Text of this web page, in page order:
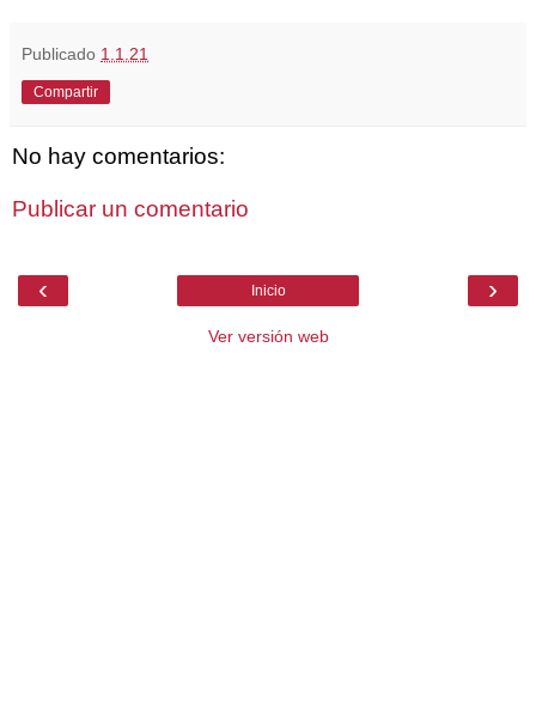
Publicado 1.1.21
Compartir
No hay comentarios:
Publicar un comentario
‹ ›
Inicio
Ver versión web